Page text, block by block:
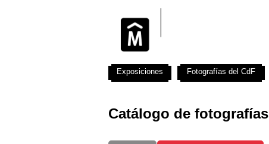
Catálogo de fotografías
Exposiciones Fotografías del CdF